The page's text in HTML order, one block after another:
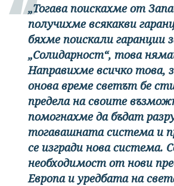
„Тогава поискахме от
получихме всякакви
бяхме поискали гаранции
„Солидарност“, това
Направихме всичко това,
онова време светът бе
предела на своите
помогнахме да бъдат
тогавашната система и
се изгради нова система.
необходимост от нови
Европа и уредбата на